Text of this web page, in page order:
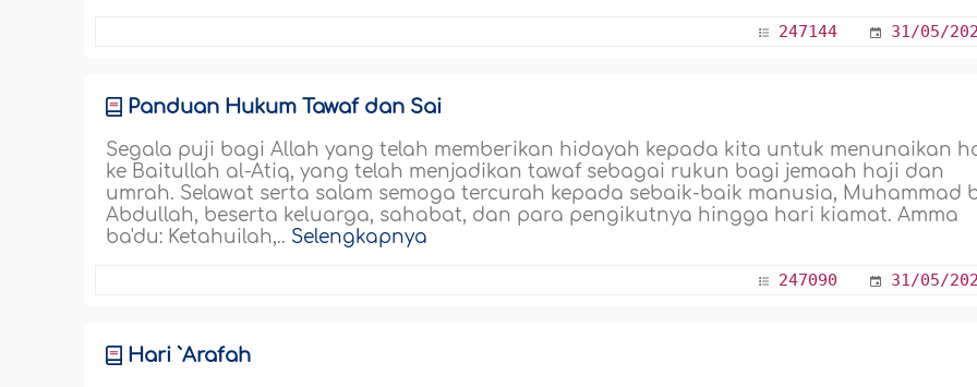
247144 31/05/
Panduan Hukum Tawaf dan Sai
Segala puji bagi Allah yang telah memberikan hidayah kepada kita untuk menunaikan
ke Baitullah al-Atiq, yang telah menjadikan tawaf sebagai rukun bagi jemaah haji dan
umrah. Selawat serta salam semoga tercurah kepada sebaik-baik manusia, Muhammad
Abdullah, beserta keluarga, sahabat, dan para pengikutnya hingga hari kiamat. Amma
ba'du: Ketahuilah,.. Selengkapnya
247090 31/05/
Hari `Arafah